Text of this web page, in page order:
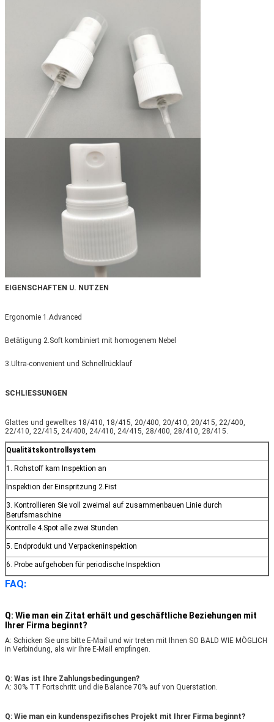
EIGENSCHAFTEN U. NUTZEN
Ergonomie 1.Advanced
Betätigung 2.Soft kombiniert mit homogenem Nebel
3.Ultra-convenient und Schnellrücklauf
SCHLIESSUNGEN
Glattes und gewelltes 18/410, 18/415, 20/400, 20/410, 20/415, 22/400,
22/410, 22/415, 24/400, 24/410, 24/415, 28/400, 28/410, 28/415.
Qualitätskontrollsystem
1. Rohstoff kam Inspektion an
Inspektion der Einspritzung 2.Fist
3. Kontrollieren Sie voll zweimal auf zusammenbauen Linie durch
Berufsmaschine
Kontrolle 4.Spot alle zwei Stunden
5. Endprodukt und Verpackeninspektion
6. Probe aufgehoben für periodische Inspektion
FAQ:
Q: Wie man ein Zitat erhält und geschäftliche Beziehungen mit
Ihrer Firma beginnt?
A: Schicken Sie uns bitte E-Mail und wir treten mit Ihnen SO BALD WIE MÖGLICH
in Verbindung, als wir Ihre E-Mail empfingen.
Q: Was ist Ihre Zahlungsbedingungen?
A: 30% TT Fortschritt und die Balance 70% auf von Querstation.
Q: Wie man ein kundenspezifisches Projekt mit Ihrer Firma beginnt?